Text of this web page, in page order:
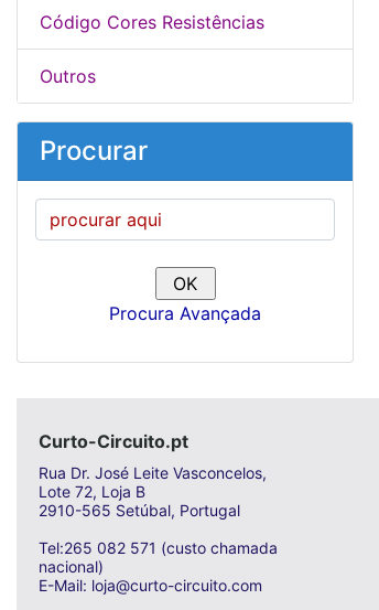
Código Cores Resistências
Outros
Procurar
Procura Avançada
Curto-Circuito.pt
Rua Dr. José Leite Vasconcelos,
Lote 72, Loja B
2910-565 Setúbal, Portugal
Tel:265 082 571 (custo chamada
nacional)
E-Mail: loja@curto-circuito.com